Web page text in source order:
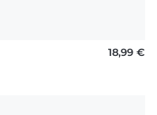
18,99 €